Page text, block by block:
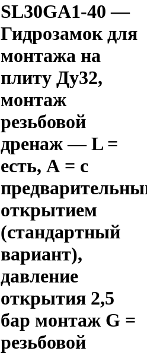
SL30GA1-40 —
Гидрозамок для
монтажа на
плиту Ду32,
монтаж
резьбовой
дренаж — L =
есть, А = с
открытием
(стандартный
вариант),
давление
открытия 2,5
бар монтаж G =
резьбовой